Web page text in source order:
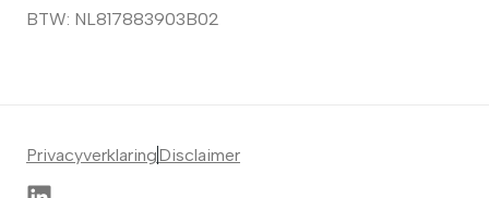
BTW: NL817883903B02
PrivacyverklaringDisclaimer